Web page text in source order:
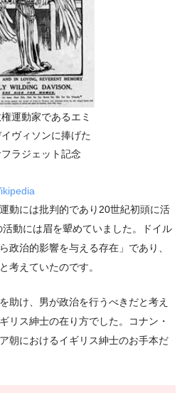
運動家であるエミ
ヴィソンに捧げた
ラジェット記念
動には批判的であり20世紀初頭に活
動には眉を顰めていました。ドイル
政治的影響を与える存在」であり、
考えていたのです。
助け、男が政治を行うべきだと考え
リス紳士の在り方でした。コナン・
朝におけるイギリス紳士のお手本だ